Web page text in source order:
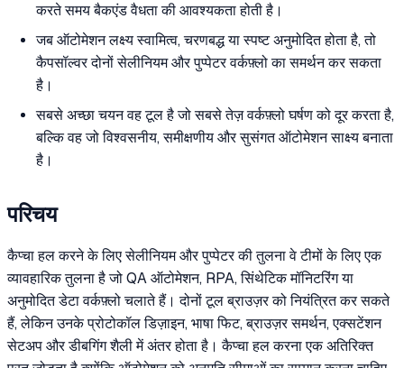
करते समय बैकएंड वैधता की आवश्यकता होती है।
जब ऑटोमेशन लक्ष्य स्वामित्व, चरणबद्ध या स्पष्ट अनुमोदित होता है, तो
कैपसॉल्वर दोनों सेलीनियम और पुप्पेटर वर्कफ़्लो का समर्थन कर सकता
है।
सबसे अच्छा चयन वह टूल है जो सबसे तेज़ वर्कफ़्लो घर्षण को दूर करता है,
बल्कि वह जो विश्वसनीय, समीक्षणीय और सुसंगत ऑटोमेशन साक्ष्य बनाता
है।
परिचय
कैप्चा हल करने के लिए सेलीनियम और पुप्पेटर की तुलना वे टीमों के लिए एक
व्यावहारिक तुलना है जो QA ऑटोमेशन, RPA, सिंथेटिक मॉनिटरिंग या
अनुमोदित डेटा वर्कफ़्लो चलाते हैं। दोनों टूल ब्राउज़र को नियंत्रित कर सकते
हैं, लेकिन उनके प्रोटोकॉल डिज़ाइन, भाषा फिट, ब्राउज़र समर्थन, एक्सटेंशन
सेटअप और डीबगिंग शैली में अंतर होता है। कैप्चा हल करना एक अतिरिक्त